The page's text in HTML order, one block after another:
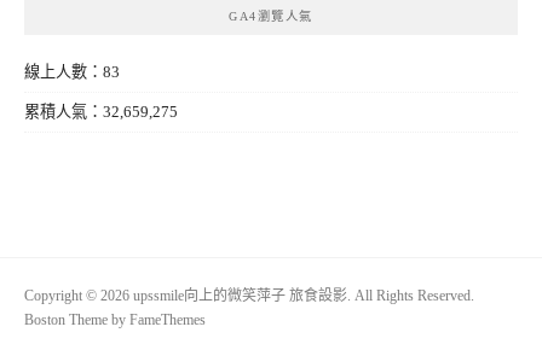
GA4瀏覽人氣
線上人數：83
累積人氣：32,659,275
Copyright © 2026 upssmile向上的微笑萍子 旅食設影. All Rights Reserved.
Boston Theme by FameThemes